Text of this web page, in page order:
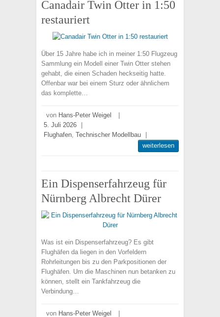
Canadair Twin Otter in 1:50
restauriert
Über 15 Jahre habe ich in meiner 1:50 Flugzeug
Sammlung ein Modell einer Twin Otter stehen
gehabt, die einen Schaden heckseitig hatte.
Offenbar war bei einem Sturz oder ähnlichem
das komplette…
von Hans-Peter Weigel
5. Juli 2026
Flughafen, Technischer Modellbau
weiterlesen
Ein Dispenserfahrzeug für
Nürnberg Albrecht Dürer
Was ist ein Dispenserfahrzeug? Es gibt
Flughäfen da liegen in den Vorfeldern
Rohrleitungen bis zu den Parkpositionen der
Flughäfen. Um die Maschinen nun betanken zu
können, stellt ein Tankfahrzeug die
Verbindung…
von Hans-Peter Weigel